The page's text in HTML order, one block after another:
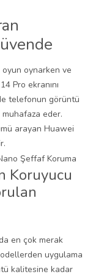
oynarken ve
Pro ekranını
telefonun görüntü
eder.
arayan Huawei
Koruyucu
en çok merak
uygulama
kalitesine kadar